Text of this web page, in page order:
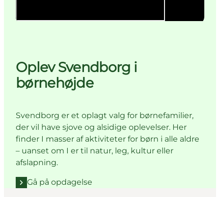
Oplev Svendborg i
børnehøjde
Svendborg er et oplagt valg for børnefamilier,
der vil have sjove og alsidige oplevelser. Her
finder I masser af aktiviteter for børn i alle aldre
– uanset om I er til natur, leg, kultur eller
afslapning.
Gå på opdagelse